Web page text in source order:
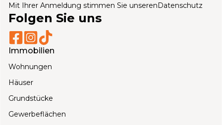
Mit Ihrer Anmeldung stimmen Sie unserenDatenschutz
Folgen Sie uns
Immobilien
Wohnungen
Häuser
Grundstücke
Gewerbeflächen